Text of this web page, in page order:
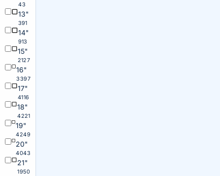
43
13"
391
14"
913
15"
2127
16"
3397
17"
4116
18"
4221
19"
4249
20"
4043
21"
1950